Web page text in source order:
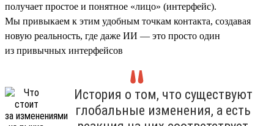
получает простое и понятное «лицо» (интерфейс).
Мы привыкаем к этим удобным точкам контакта, создавая
новую реальность, где даже ИИ — это просто один
из привычных интерфейсов
История о том, что существуют
глобальные изменения, а есть